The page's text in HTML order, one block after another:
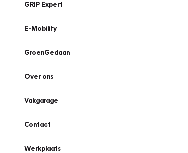
GRIP Expert
E-Mobility
GroenGedaan
Over ons
Vakgarage
Contact
Werkplaats